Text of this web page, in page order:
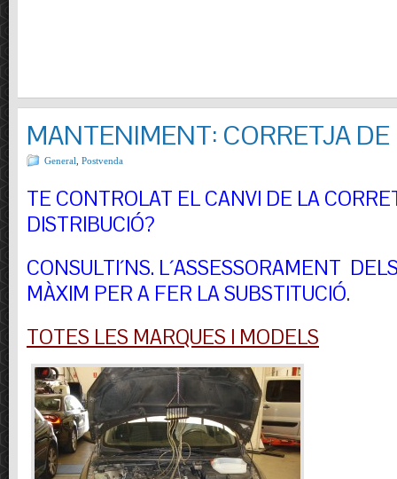
MANTENIMENT: CORRETJA
General Postvenda
TE CONTROLAT EL CANVI DE LA
DISTRIBUCIÓ?
CONSULTI´NS. L´ASSESSORAMENT
MÀXIM PER A FER LA SUBSTITUCIÓ.
TOTES LES MARQUES I MODELS